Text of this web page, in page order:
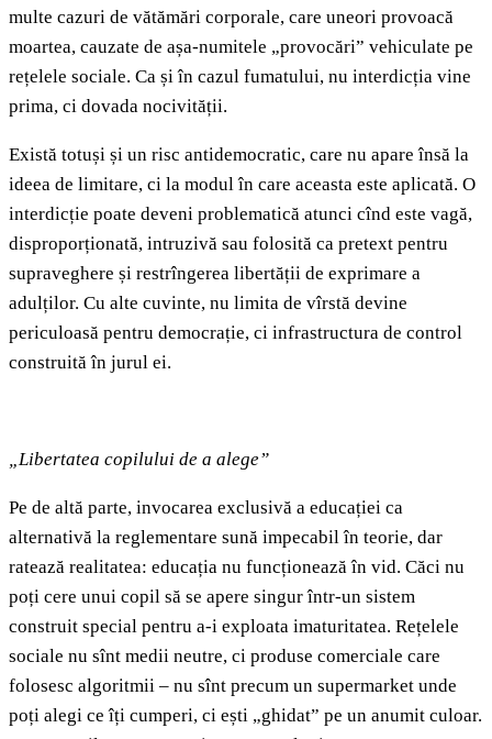
multe cazuri de vătămări corporale, care uneori provoacă
moartea, cauzate de așa-numitele „provocări” vehiculate pe
rețelele sociale. Ca și în cazul fumatului, nu interdicția vine
prima, ci dovada nocivității.
Există totuși și un risc antidemocratic, care nu apare însă la
ideea de limitare, ci la modul în care aceasta este aplicată. O
interdicție poate deveni problematică atunci cînd este vagă,
disproporționată, intruzivă sau folosită ca pretext pentru
supraveghere și restrîngerea libertății de exprimare a
adulților. Cu alte cuvinte, nu limita de vîrstă devine
periculoasă pentru democrație, ci infrastructura de control
construită în jurul ei.
„Libertatea copilului de a alege”
Pe de altă parte, invocarea exclusivă a educației ca
alternativă la reglementare sună impecabil în teorie, dar
ratează realitatea: educația nu funcționează în vid. Căci nu
poți cere unui copil să se apere singur într-un sistem
construit special pentru a-i exploata imaturitatea. Rețelele
sociale nu sînt medii neutre, ci produse comerciale care
folosesc algoritmii – nu sînt precum un supermarket unde
poți alegi ce îți cumperi, ci ești „ghidat” pe un anumit culoar.